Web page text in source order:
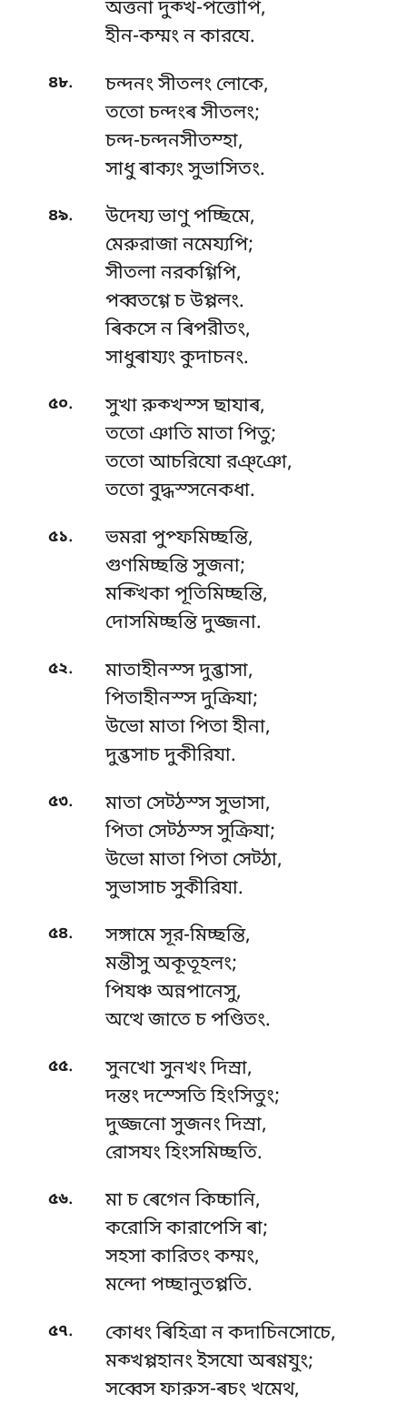
অত্তনা দুক্খ-পত্তোপি,
হীন-কম্মং ন কারযে.
৪৮. চন্দনংসীতলং লোকে,
ততো চন্দংৰ সীতলং;
চন্দ-চন্দনসীতম্হা,
সাধু ৰাক্যং সুভাসিতং.
৪৯.
উদেয্য ভাণু পচ্ছিমে,
মেরুরাজা নমেয্যপি;
সীতলা নরকগ্গিপি,
পব্বতগ্গে চ উপ্পলং.
ৰিকসে ন ৰিপরীতং,
সাধুৰায্যং কুদাচনং.
৫০.
সুখা রুক্খস্স ছাযাৰ,
ততো ঞাতি মাতা পিতু;
ততো আচরিযো রঞ্ঞো,
ততো বুদ্ধস্সনেকধা.
৫১.
ভমরা পুপ্ফমিচ্ছন্তি,
গুণমিচ্ছন্তি সুজনা;
মক্খিকা পূতিমিচ্ছন্তি,
দোসমিচ্ছন্তি দুজ্জনা.
৫২.
মাতাহীনস্স দুব্ভাসা,
পিতাহীনস্স দুক্রিযা;
উভোমাতা পিতা হীনা,
দুব্ভসাচ দুকীরিযা.
৫৩.
মাতা সেট্ঠস্স সুভাসা,
পিতা সেট্ঠস্স সুক্রিযা;
উভো মাতা পিতা সেট্ঠা,
সুভাসাচ সুকীরিযা.
৫৪.
সঙ্গামে সূর-মিচ্ছন্তি,
মন্তীসু অকূতূহলং;
পিযঞ্চ অন্নপানেসু,
অত্থে জাতে চ পণ্ডিতং.
৫৫.
সুনখো সুনখং দিস্ৰা,
দন্তং দস্সেতি হিংসিতুং;
দুজ্জনো সুজনং দিস্ৰা,
রোসযং হিংসমিচ্ছতি.
৫৬.
মা চ ৰেগেন কিচ্চানি,
করোসি কারাপেসি ৰা;
সহসা কারিতং কম্মং,
মন্দো পচ্ছানুতপ্পতি.
৫৭.
কোধং ৰিহিত্ৰা ন কদাচিনসোচে,
মক্খপ্পহানং ইসযো অৰণ্ণযুং;
সব্বেসফারুস-ৰচং খমেথ,